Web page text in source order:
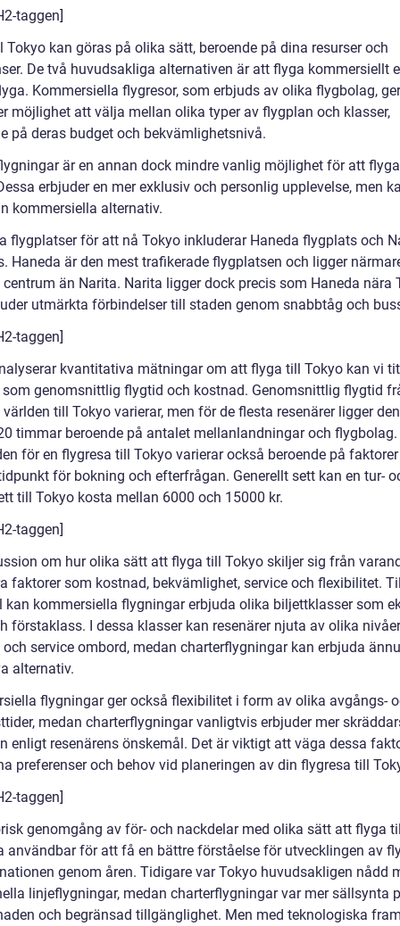
taggen]
Tokyo kan göras på olika sätt, beroende på dina resurser och
De två huvudsakliga alternativen är att flyga kommersiellt
Kommersiella flygresor, som erbjuds av olika flygbolag, ger
möjlighet att välja mellan olika typer av flygplan och klasser,
på deras budget och bekvämlighetsnivå.
är en annan dock mindre vanlig möjlighet för att
erbjuder en mer exklusiv och personlig upplevelse, men
kommersiella alternativ.
flygplatser för att nå Tokyo inkluderar Haneda flygplats och
Haneda är den mest trafikerade flygplatsen och ligger
än Narita. Narita ligger dock precis som Haneda nära
utmärkta förbindelser till staden genom snabbtåg och
taggen]
kvantitativa mätningar om att flyga till Tokyo kan vi
genomsnittlig flygtid och kostnad. Genomsnittlig flygtid
till Tokyo varierar, men för de flesta resenärer ligger
timmar beroende på antalet mellanlandningar och flygbolag.
för en flygresa till Tokyo varierar också beroende på
för bokning och efterfrågan. Generellt sett kan en tur-
till Tokyo kosta mellan 6000 och 15000 kr.
taggen]
om hur olika sätt att flyga till Tokyo skiljer sig från
faktorer som kostnad, bekvämlighet, service och flexibilitet.
kan kommersiella flygningar erbjuda olika biljettklasser som
förstaklass. I dessa klasser kan resenärer njuta av olika
service ombord, medan charterflygningar kan erbjuda
alternativ.
flygningar ger också flexibilitet i form av olika avgångs-
medan charterflygningar vanligtvis erbjuder mer
enligt resenärens önskemål. Det är viktigt att väga dessa
preferenser och behov vid planeringen av din flygresa till
taggen]
genomgång av för- och nackdelar med olika sätt att flyga
användbar för att få en bättre förståelse för utvecklingen av
genom åren. Tidigare var Tokyo huvudsakligen nådd
linjeflygningar, medan charterflygningar var mer sällsynta
och begränsad tillgänglighet. Men med teknologiska